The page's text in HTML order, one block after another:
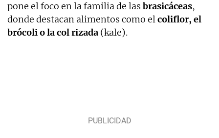
pone el foco en la familia de las brasicáceas,
donde destacan alimentos como elcoliflor, el
brócoli o la col rizada (kale).